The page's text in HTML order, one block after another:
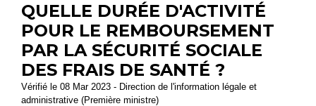
QUELLE DURÉE D'ACTIVITÉ
POUR LE REMBOURSEMENT
PAR LA SÉCURITÉ SOCIALE
DES FRAIS DE SANTÉ ?
Vérifié le 08 Mar 2023 - Direction de l'information légale et
administrative (Première ministre)